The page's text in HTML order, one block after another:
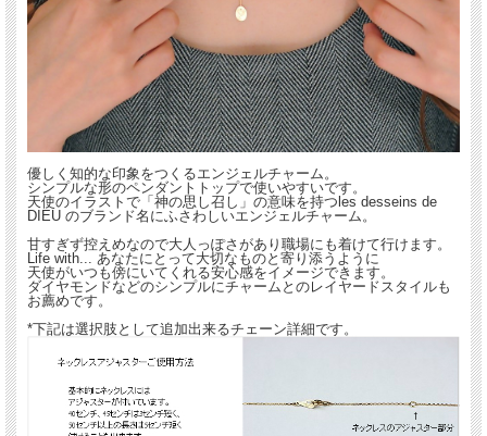
優しく知的な印象をつくるエンジェルチャーム。
シンプルな形のペンダントトップで使いやすいです。
天使のイラストで「神の思し召し」の意味を持つles desseins de
DIEU のブランド名にふさわしいエンジェルチャーム。
︎甘すぎず控えめなので大人っぽさがあり職場にも着けて行けます。
Life with... あなたにとって大切なものと寄り添うように
天使がいつも傍にいてくれる安心感をイメージできます。
ダイヤモンドなどのシンプルにチャームとのレイヤードスタイルも
お薦めです。
*下記は選択肢として追加出来るチェーン詳細です。